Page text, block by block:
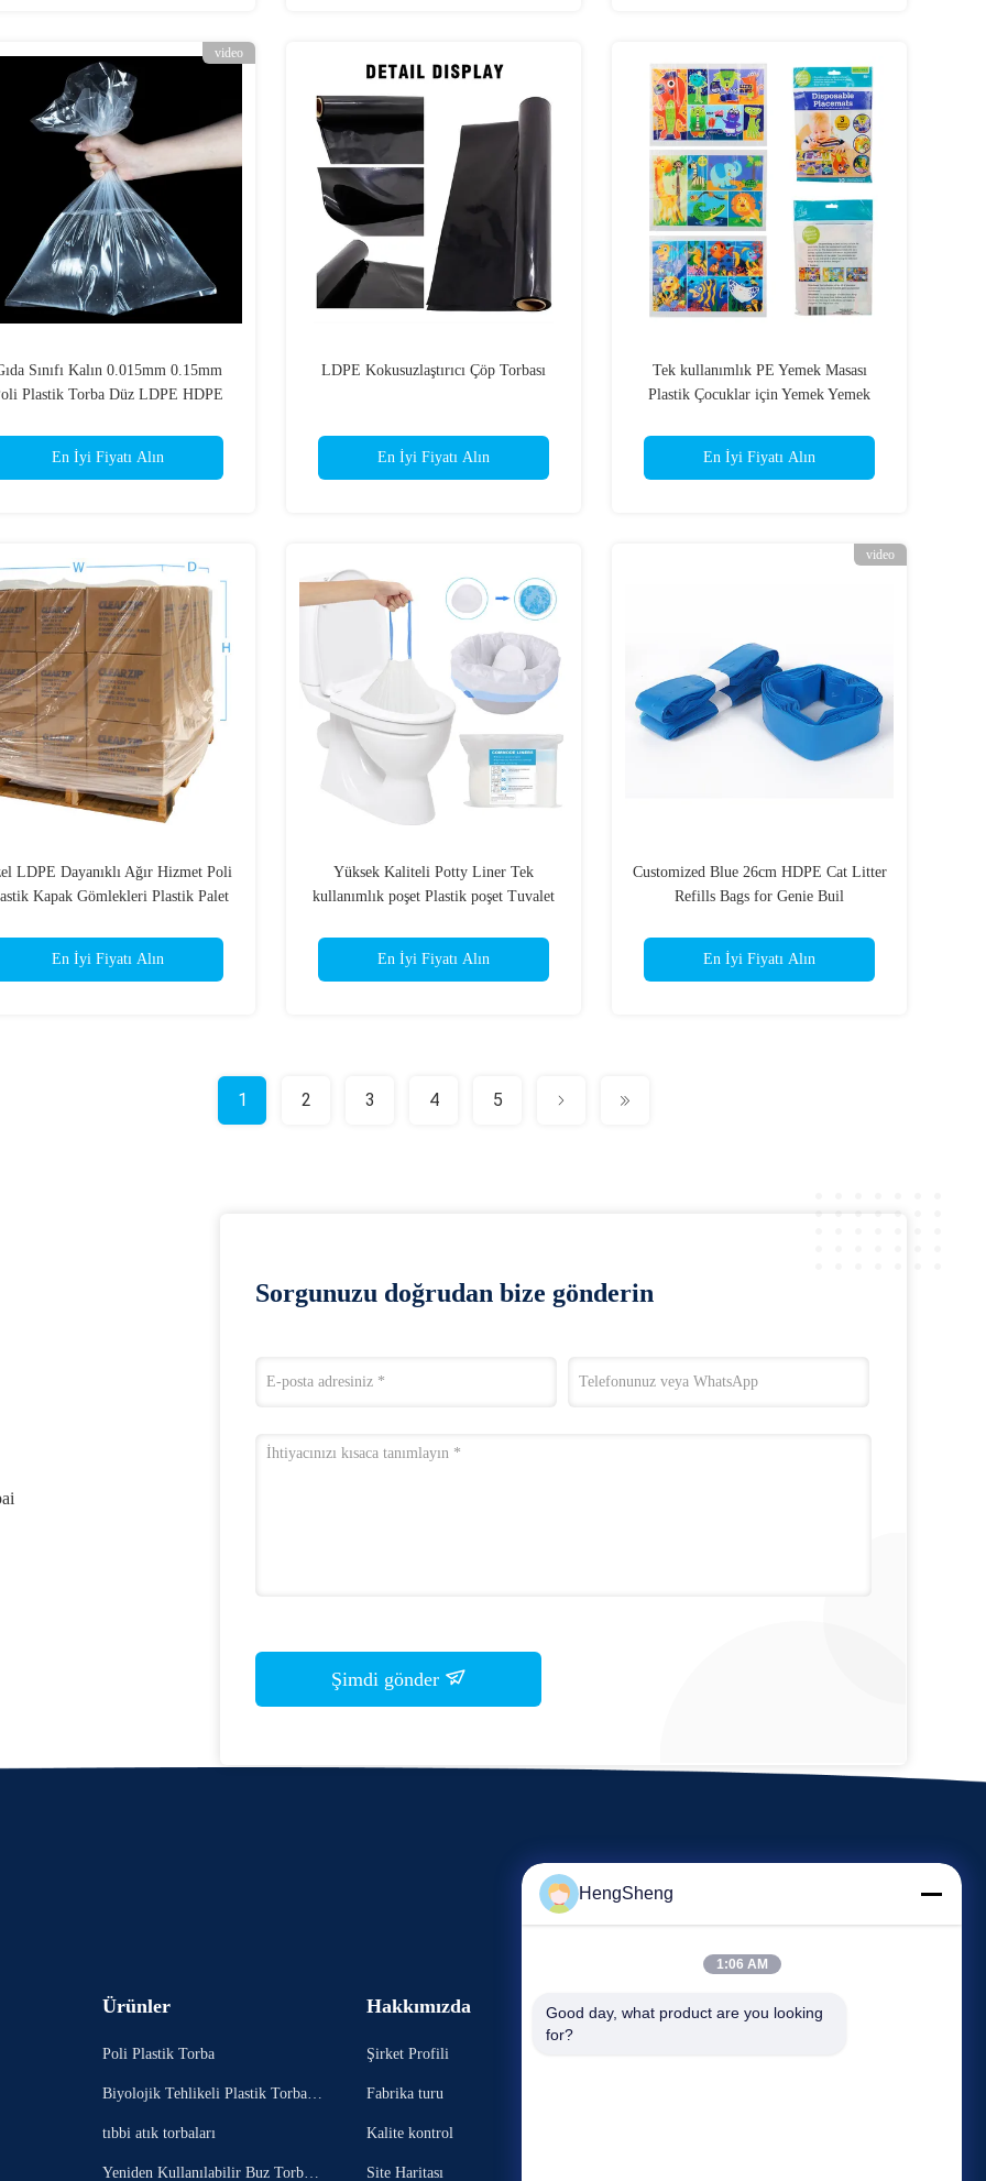
video
Sınıfı Kalın 0.015mm 0.15mm
Plastik Torba Düz LDPE HDPE
En İyi Fiyatı Alın
LDPE Kokusuzlaştırıcı Çöp Torbası
En İyi Fiyatı Alın
Tek kullanımlık PE Yemek Masası
Plastik Çocuklar için Yemek Yemek
En İyi Fiyatı Alın
LDPE Dayanıklı Ağır Hizmet Poli
Kapak Gömlekleri Plastik Palet
En İyi Fiyatı Alın
Yüksek Kaliteli Potty Liner Tek
kullanımlık poşet Plastik poşet Tuvalet
En İyi Fiyatı Alın
video
Customized Blue 26cm HDPE Cat Litter
Refills Bags for Genie Buil
En İyi Fiyatı Alın
1 2 3 4 5
Sorgunuzu doğrudan bize gönderin
Şimdi gönder
Ürünler
Poli Plastik Torba
Biyolojik Tehlikeli Plastik Torbala
tıbbi atık torbaları
Yeniden Kullanılabilir Buz Torbala
Hakkımızda
Şirket Profili
Fabrika turu
Kalite kontrol
Site Haritası
Etkinlikler
Bir teklif isteği
HengSheng
1:06 AM
Good day, what product are you looking
for?